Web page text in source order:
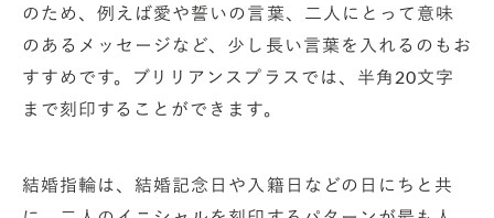
のため、例えば愛や誓いの言葉、二人にとって意味
のあるメッセージなど、少し長い言葉を入れるのもお
すすめです。ブリリアンスプラスでは、半角20文字
まで刻印することができます。
結婚指輪は、結婚記念日や入籍日などの日にちと共